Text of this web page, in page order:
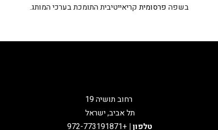
בשפה פרסומיתקריאייטיבית התומכת בערכי המותג.
רחוב תושיה 19
תל אביב, ישראל
טלפון|
+972-773191871